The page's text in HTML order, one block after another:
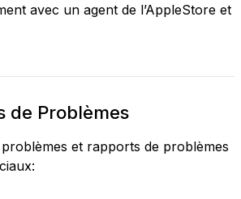
avec un agent de l’AppleStore et
de Problèmes
et rapports de problèmes